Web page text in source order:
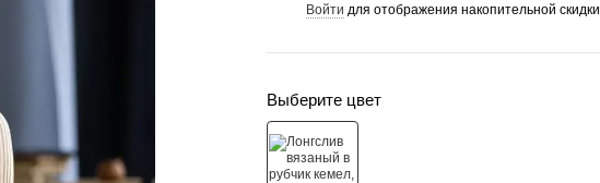
Войти для отображения накопительной скидки
Выберите цвет